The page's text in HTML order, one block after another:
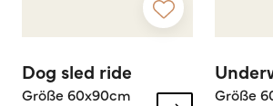
Dog sled ride
Größe 60x90cm
Größe